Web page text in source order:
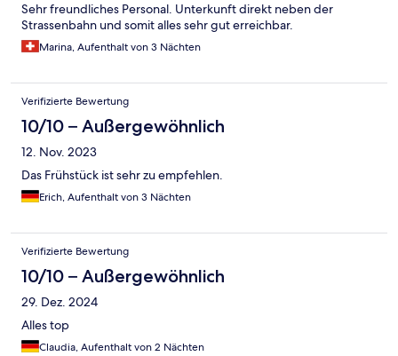
Sehr freundliches Personal. Unterkunft direkt neben der
Strassenbahn und somit alles sehr gut erreichbar.
Marina, Aufenthalt von 3 Nächten
Verifizierte Bewertung
10/10 – Außergewöhnlich
12. Nov. 2023
Das Frühstück ist sehr zu empfehlen.
Erich, Aufenthalt von 3 Nächten
Verifizierte Bewertung
10/10 – Außergewöhnlich
29. Dez. 2024
Alles top
Claudia, Aufenthalt von 2 Nächten